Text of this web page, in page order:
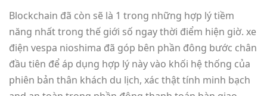
Blockchain đã còn sẽ là 1 trong những hợp lý tiềm
năng nhất trong thế giới số ngay thời điểm hiện giờ. xe
điện vespa nioshima đã góp bên phần đông bước chân
đầu tiên để áp dụng hợp lý này vào khối hệ thống của
phiên bản thân khách du lịch, xác thật tính minh bạch